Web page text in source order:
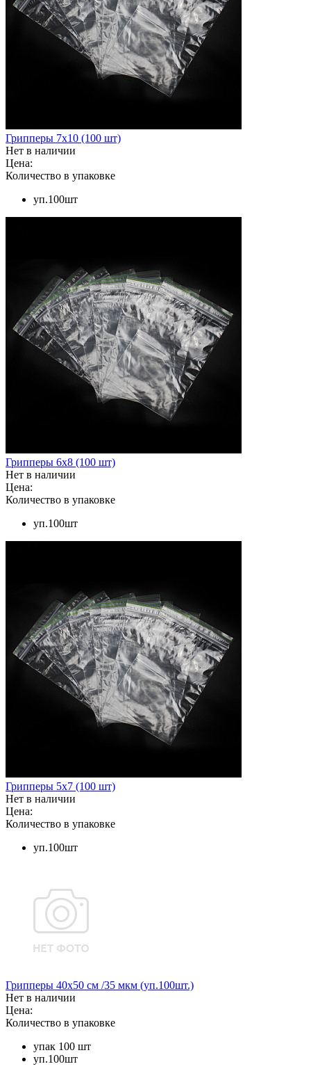
Грипперы 7х10 (100 шт)
Нет в наличии
Цена:
Количество в упаковке
уп.100шт
Грипперы 6х8 (100 шт)
Нет в наличии
Цена:
Количество в упаковке
уп.100шт
Грипперы 5х7 (100 шт)
Нет в наличии
Цена:
Количество в упаковке
уп.100шт
Грипперы 40х50 см /35 мкм (уп.100шт.)
Нет в наличии
Цена:
Количество в упаковке
упак 100 шт
уп.100шт